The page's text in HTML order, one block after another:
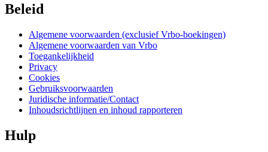
Beleid
Algemene voorwaarden (exclusief Vrbo-boekingen)
Algemene voorwaarden van Vrbo
Toegankelijkheid
Privacy
Cookies
Gebruiksvoorwaarden
Juridische informatie/Contact
Inhoudsrichtlijnen en inhoud rapporteren
Hulp